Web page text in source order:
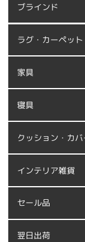
ブラインド
ラグ・カーペット
家具
寝具
クッション・カバ
インテリア雑貨
セール品
翌日出荷